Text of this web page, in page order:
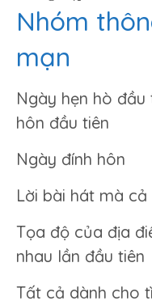
Nhóm
mạn
Ngày hẹn hò
hôn đầu tiên
Ngày đính hôn
Lời bài hát mà
Tọa độ của địa
nhau lần đầu tiên
Tất cả dành cho